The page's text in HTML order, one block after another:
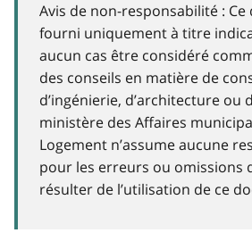
Avis de non-responsabilité :
fourni uniquement à titre
aucun cas être considéré
des conseils en matière de
d’ingénierie, d’architecture ou
ministère des Affaires
Logement n’assume aucune
pour les erreurs ou omissions
résulter de l’utilisation de ce